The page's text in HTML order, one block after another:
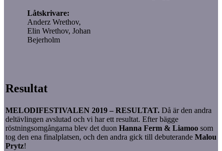
Låtskrivare:
Anderz Wrethov,
Elin Wrethov, Johan
Bejerholm
Resultat
MELODIFESTIVALEN 2019 – RESULTAT. Då är den andra
deltävlingen avslutad och vi har ett resultat. Efter bägge
röstningsomgångarna blev det duon Hanna Ferm & Liamoo som
tog den ena finalplatsen, och den andra gick till debuterande Malou
Prytz!